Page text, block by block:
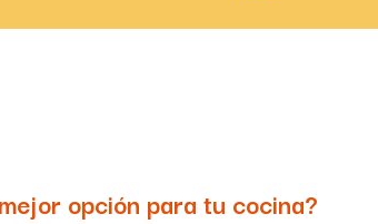
opción para tu cocina?